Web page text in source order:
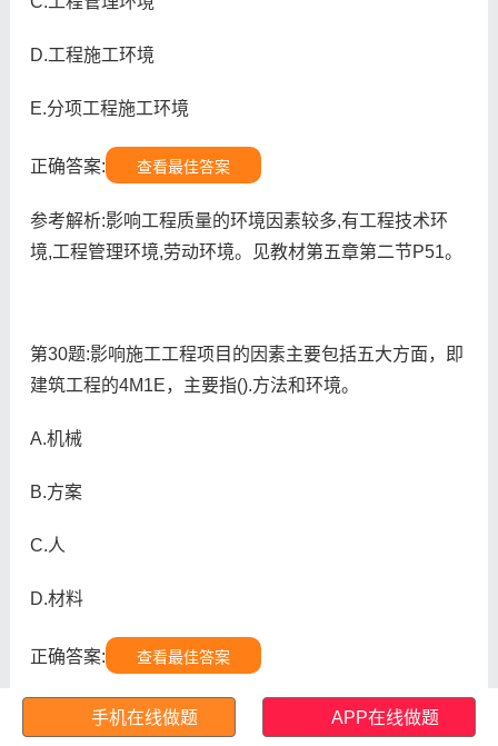
D.工程施工环境
E.分项工程施工环境
正确答案: 查看最佳答案
参考解析:影响工程质量的环境因素较多,有工程技术环
境,工程管理环境,劳动环境。见教材第五章第二节P51。
第30题:影响施工工程项目的因素主要包括五大方面，即
建筑工程的4M1E，主要指().方法和环境。
A.机械
B.方案
C.人
D.材料
正确答案: 查看最佳答案
更多最新建筑行业考试题库--2026年湖南省土建施工员c
手机在线做题 APP在线做题